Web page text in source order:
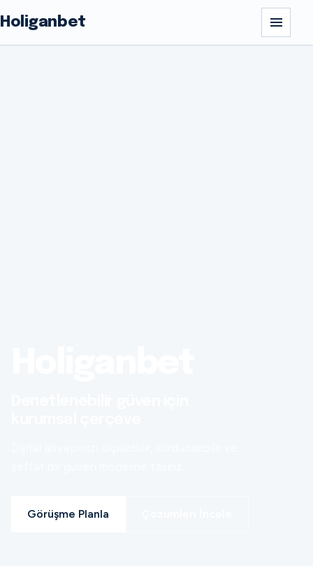
Holiganbet
Görüşme Planla